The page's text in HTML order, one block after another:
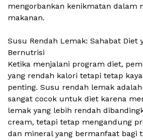
mengorbankan kenikmatan dalam
makanan.
Susu Rendah Lemak: Sahabat Diet
Bernutrisi
Ketika menjalani program diet,
yang rendah kalori tetapi tetap
penting. Susu rendah lemak
sangat cocok untuk diet karena
lemak yang lebih rendah
cream, tetapi tetap mengandung
dan mineral yang bermanfaat bagi